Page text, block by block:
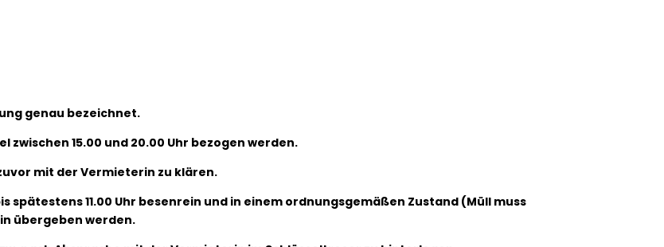
genau bezeichnet.
15.00 und 20.00 Uhr bezogen werden.
mit der Vermieterin zu klären.
spätestens 11.00 Uhr besenrein und in einem ordnungsgemäßen Zustand (Müll muss
übergeben werden.